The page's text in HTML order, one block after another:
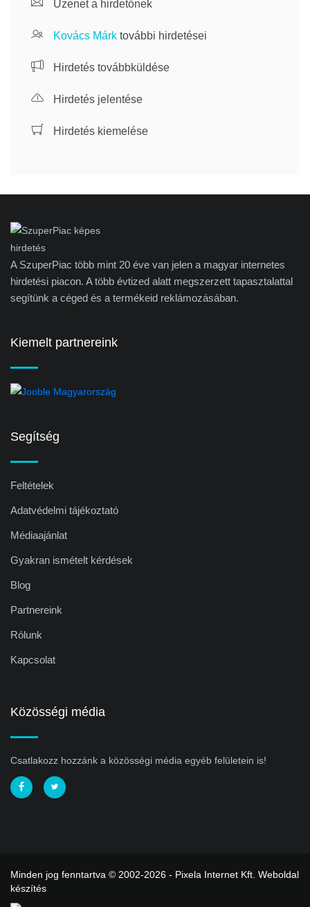
Üzenet a hirdetőnek
Kovács Márk további hirdetései
Hirdetés továbbküldése
Hirdetés jelentése
Hirdetés kiemelése
A SzuperPiac több mint 20 éve van jelen a magyar internetes
hirdetési piacon. A több évtized alatt megszerzett tapasztalattal
segítünk a céged és a termékeid reklámozásában.
Kiemelt partnereink
Segítség
Feltételek
Adatvédelmi tájékoztató
Médiaajánlat
Gyakran ismételt kérdések
Blog
Partnereink
Rólunk
Kapcsolat
Közösségi média
Csatlakozz hozzánk a közösségi média egyéb felületein is!
Minden jog fenntartva © 2002-2026 - Pixela Internet Kft. Weboldal
készítés